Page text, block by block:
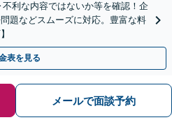
利な内容ではないか等を確認！企
題などスムーズに対応。豊富な料
表を見る
メールで面談予約